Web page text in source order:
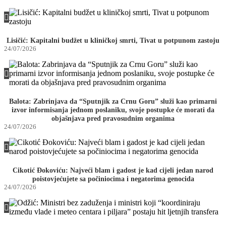
Lisičić: Kapitalni budžet u kliničkoj smrti, Tivat u potpunom zastoju
24/07/2026
Balota: Zabrinjava da “Sputnjik za Crnu Goru” služi kao primarni
izvor informisanja jednom poslaniku, svoje postupke će morati da
objašnjava pred pravosudnim organima
24/07/2026
Cikotić Đokoviću: Najveći blam i gadost je kad cijeli jedan narod
poistovjećujete sa počiniocima i negatorima genocida
24/07/2026